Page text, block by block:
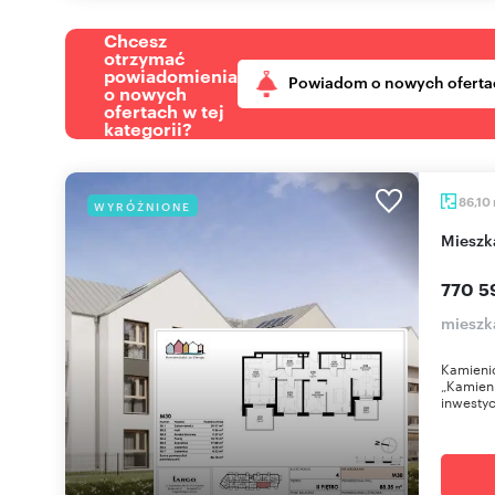
Chcesz
otrzymać
powiadomienia
o nowych
ofertach w tej
kategorii?
Powiadom o nowych
WYRÓŻNIONE 86,10
770